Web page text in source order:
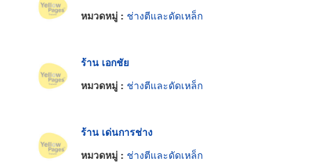
หมวดหมู่ : ช่างตีและดัดเหล็ก
ร้าน เอกชัย
หมวดหมู่ : ช่างตีและดัดเหล็ก
ร้าน เด่นการช่าง
หมวดหมู่ : ช่างตีและดัดเหล็ก